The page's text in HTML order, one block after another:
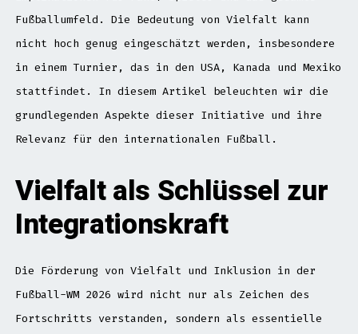
Fußballumfeld. Die Bedeutung von Vielfalt kann
nicht hoch genug eingeschätzt werden, insbesondere
in einem Turnier, das in den USA, Kanada und Mexiko
stattfindet. In diesem Artikel beleuchten wir die
grundlegenden Aspekte dieser Initiative und ihre
Relevanz für den internationalen Fußball.
Vielfalt als Schlüssel zur
Integrationskraft
Die Förderung von Vielfalt und Inklusion in der
Fußball-WM 2026 wird nicht nur als Zeichen des
Fortschritts verstanden, sondern als essentielle